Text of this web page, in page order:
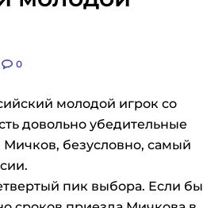
0
молодой игрок со
довольно убедительные
Мичков, безусловно, самый
пик выбора. Если бы